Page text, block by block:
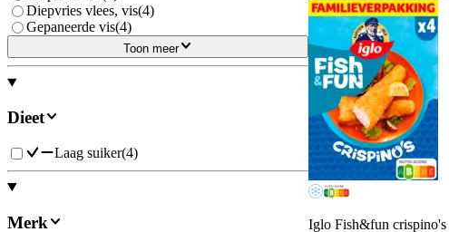
Diepvries vlees, vis(4)
Gepaneerde vis(4)
Toon meer
Dieet
Laag suiker(4)
Merk
Iglo Fish&fun